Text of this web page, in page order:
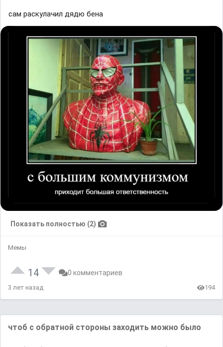
сам раскулачил дядю бена
Показать полностью (2)
Мемы
14 0 комментариев
3 лет назад 194
чтоб с обратной стороны заходить можно было